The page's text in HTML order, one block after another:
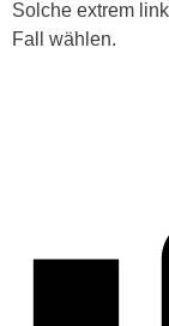
Solche extrem
Fall wählen.